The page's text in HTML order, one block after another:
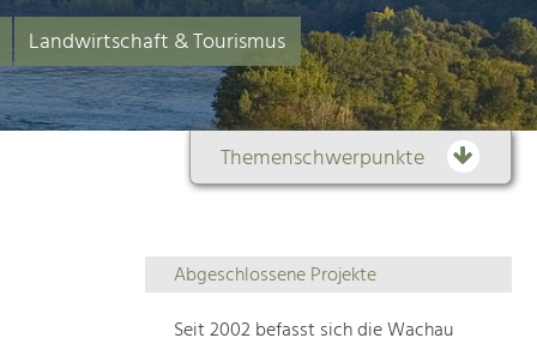
Landwirtschaft & Tourismus
Themenschwerpunkte
Themenübersicht
Die
Regionalentwicklung
Abgeschlossene Projekte
Seit 2002 befasst sich die Wachau